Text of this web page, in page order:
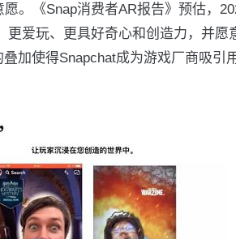
。《Snap消费者AR报告》预估，
爱玩、更具好奇心和创造力，并
加使得Snapchat成为游戏厂商吸引